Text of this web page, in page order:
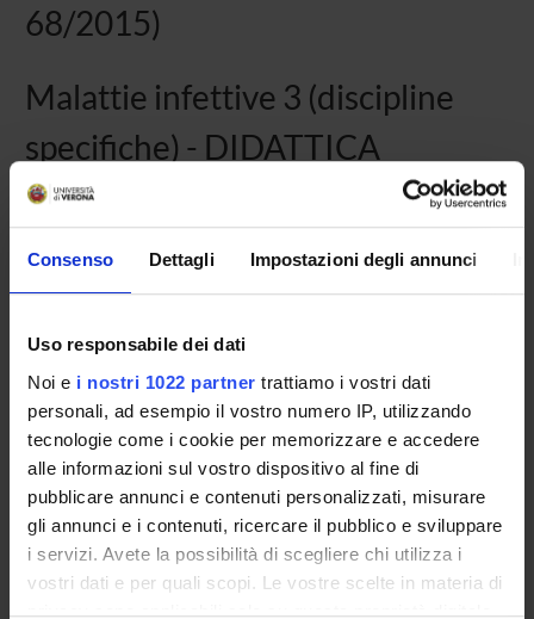
Consenso Dettagli Impostazioni degli annunci
Uso responsabile dei dati
Noi e i nostri 1022 partner trattiamo i vostri dati
personali, ad esempio il vostro numero IP, utilizzando
tecnologie come i cookie per memorizzare e accedere
alle informazioni sul vostro dispositivo al fine di
pubblicare annunci e contenuti personalizzati, misurare
gli annunci e i contenuti, ricercare il pubblico e sviluppare
i servizi. Avete la possibilità di scegliere chi utilizza i
vostri dati e per quali scopi. Le vostre scelte in materia di
privacy sono applicabili solo su questa proprietà digitale
68/2015)
Malattie infettive 3 (discipline
specifiche) - DIDATTICA
FRONTALE (2024/2025)
4S003443
Altri corsi di studio in cui è offerto
Scuola di Specializzazione in Ginecologia ed Ostetricia (D.I.
68/2015)
Scuola di Specializzazione in Igiene e Medicina Preventiva
(D.I. 68/2015)
Scuola di Specializzazione in Allergologia ed Immunologia
Clinica (D.I. 68/2015)
Settore disciplinare
MED/17 - MALATTIE INFETTIVE